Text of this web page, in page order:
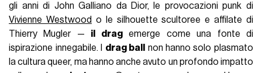
gli anni di John Galliano da Dior, le provocazioni punk di
Vivienne Westwood o le silhouette scultoree e affilate di
Thierry Mugler — il dragemerge come una fonte di
ispirazione innegabile. I drag ball
non hanno solo plasmato
la cultura queer, ma hanno anche avuto un profondo impatto